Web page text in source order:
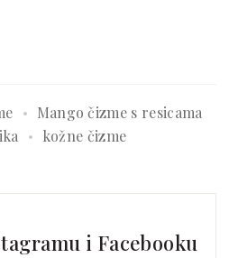
Mango čizme s resicama
kožne čizme
i Facebooku